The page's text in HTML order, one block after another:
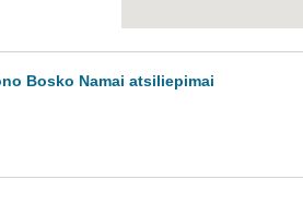
Bosko Namai atsiliepimai